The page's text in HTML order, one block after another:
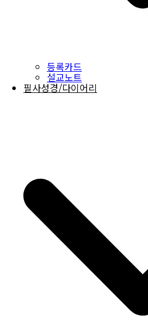
등록카드
설교노트
필사성경/다이어리